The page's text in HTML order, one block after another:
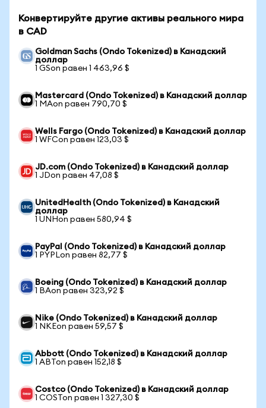
Конвертируйте другие активы реального мира
в CAD
Goldman Sachs (Ondo Tokenized) в Канадский
доллар
1 GSon равен 1 463,96 $
Mastercard (Ondo Tokenized) в Канадский доллар
1 MAon равен 790,70 $
Wells Fargo (Ondo Tokenized) в Канадский доллар
1 WFCon равен 123,03 $
JD.com (Ondo Tokenized) в Канадский доллар
1 JDon равен 47,08 $
UnitedHealth (Ondo Tokenized) в Канадский
доллар
1 UNHon равен 580,94 $
PayPal (Ondo Tokenized) в Канадский доллар
1 PYPLon равен 82,77 $
Boeing (Ondo Tokenized) в Канадский доллар
1 BAon равен 323,92 $
Nike (Ondo Tokenized) в Канадский доллар
1 NKEon равен 59,57 $
Abbott (Ondo Tokenized) в Канадский доллар
1 ABTon равен 152,18 $
Costco (Ondo Tokenized) в Канадский доллар
1 COSTon равен 1 327,30 $